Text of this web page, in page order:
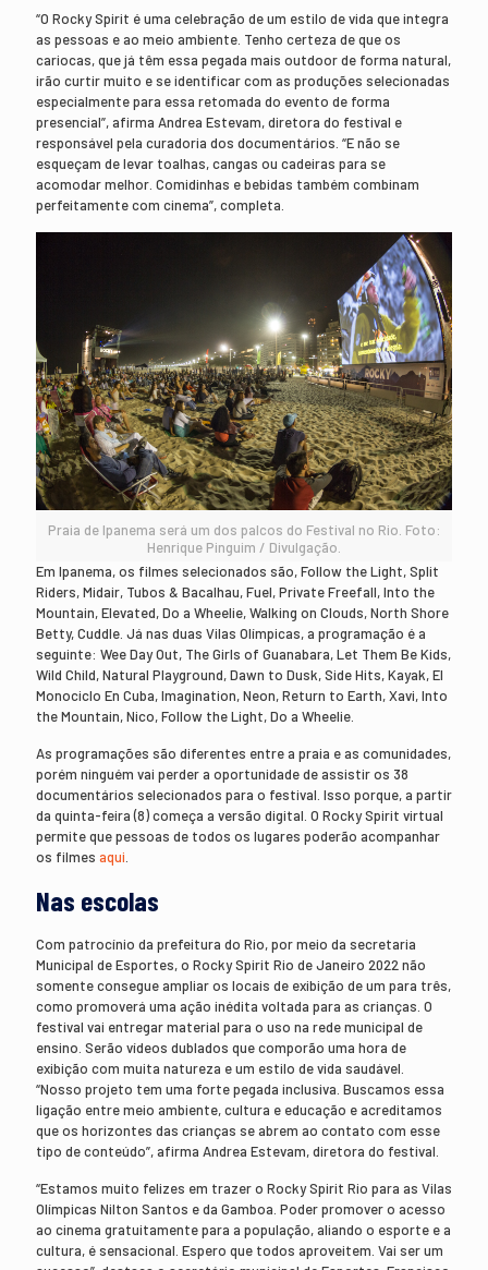
“O Rocky Spirit é uma celebração de um estilo de vida que integra
as pessoas e ao meio ambiente. Tenho certeza de que os
cariocas, que já têm essa pegada mais outdoor de forma natural,
irão curtir muito e se identificar com as produções selecionadas
especialmente para essa retomada do evento de forma
presencial”, afirma Andrea Estevam, diretora do festival e
responsável pela curadoria dos documentários. “E não se
esqueçam de levar toalhas, cangas ou cadeiras para se
acomodar melhor. Comidinhas e bebidas também combinam
perfeitamente com cinema”, completa.
Praia de Ipanema será um dos palcos do Festival no Rio. Foto:
Henrique Pinguim / Divulgação.
Em Ipanema, os filmes selecionados são, Follow the Light, Split
Riders, Midair, Tubos & Bacalhau, Fuel, Private Freefall, Into the
Mountain, Elevated, Do a Wheelie, Walking on Clouds, North Shore
Betty, Cuddle. Já nas duas Vilas Olímpicas, a programação é a
seguinte: Wee Day Out, The Girls of Guanabara, Let Them Be Kids,
Wild Child, Natural Playground, Dawn to Dusk, Side Hits, Kayak, El
Monociclo En Cuba, Imagination, Neon, Return to Earth, Xavi, Into
the Mountain, Nico, Follow the Light, Do a Wheelie.
As programações são diferentes entre a praia e as comunidades,
porém ninguém vai perder a oportunidade de assistir os 38
documentários selecionados para o festival. Isso porque, a partir
da quinta-feira (8) começa a versão digital. O Rocky Spirit virtual
permite que pessoas de todos os lugares poderão acompanhar
os filmes aqui
Nas escolas
Com patrocínio da prefeitura do Rio, por meio da secretaria
Municipal de Esportes, o Rocky Spirit Rio de Janeiro 2022 não
somente consegue ampliar os locais de exibição de um para três,
como promoverá uma ação inédita voltada para as crianças. O
festival vai entregar material para o uso na rede municipal de
ensino. Serão vídeos dublados que comporão uma hora de
exibição com muita natureza e um estilo de vida saudável.
“Nosso projeto tem uma forte pegada inclusiva. Buscamos essa
ligação entre meio ambiente, cultura e educação e acreditamos
que os horizontes das crianças se abrem ao contato com esse
tipo de conteúdo”, afirma Andrea Estevam, diretora do festival.
“Estamos muito felizes em trazer o Rocky Spirit Rio para as Vilas
Olímpicas Nilton Santos e da Gamboa. Poder promover o acesso
ao cinema gratuitamente para a população, aliando o esporte e a
cultura, é sensacional. Espero que todos aproveitem. Vai ser um